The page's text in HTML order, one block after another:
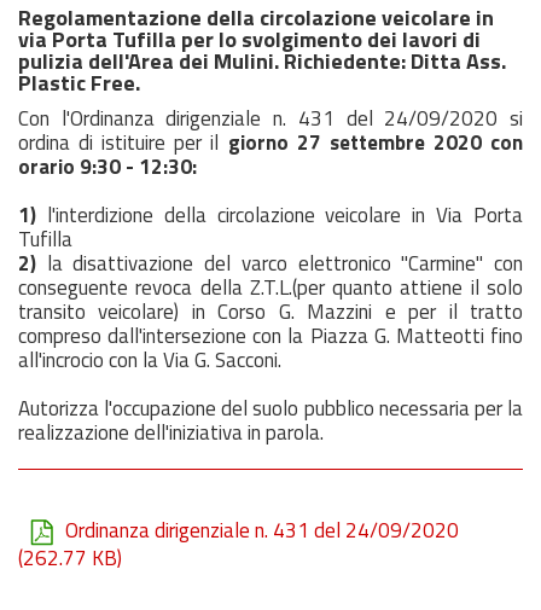
Regolamentazione della circolazione veicolare in
via Porta Tufilla per lo svolgimento dei lavori di
pulizia dell'Area dei Mulini. Richiedente: Ditta Ass.
Plastic Free.
Con l'Ordinanza dirigenziale n. 431 del 24/09/2020 si
ordina di istituire per il giorno 27 settembre 2020 con
orario 9:30 - 12:30:
1) l'interdizione della circolazione veicolare in Via Porta
Tufilla
2) la disattivazione del varco elettronico "Carmine" con
conseguente revoca della Z.T.L.(per quanto attiene il solo
transito veicolare) in Corso G. Mazzini e per il tratto
compreso dall'intersezione con la Piazza G. Matteotti fino
all'incrocio con la Via G. Sacconi.
Autorizza l'occupazione del suolo pubblico necessaria per la
realizzazione dell'iniziativa in parola.
Ordinanza dirigenziale n. 431 del 24/09/2020
(262.77 KB)